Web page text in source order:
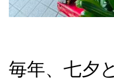
毎年、七夕